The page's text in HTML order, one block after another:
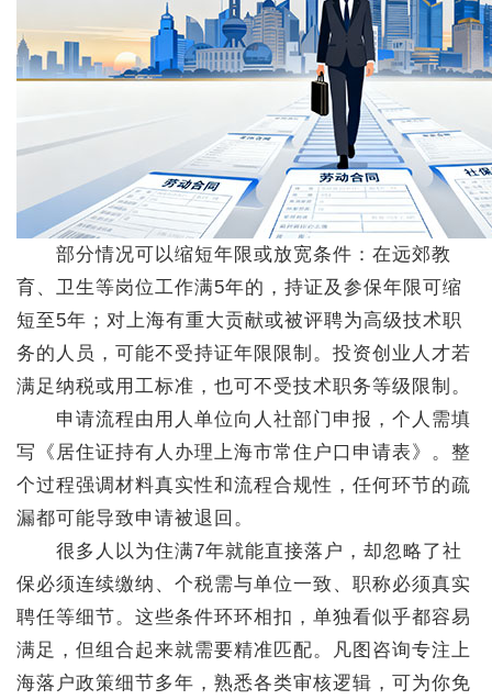
部分情况可以缩短年限或放宽条件：在远郊教
育、卫生等岗位工作满5年的，持证及参保年限可缩
短至5年；对上海有重大贡献或被评聘为高级技术职
务的人员，可能不受持证年限限制。投资创业人才若
满足纳税或用工标准，也可不受技术职务等级限制。
申请流程由用人单位向人社部门申报，个人需填
写《居住证持有人办理上海市常住户口申请表》。整
个过程强调材料真实性和流程合规性，任何环节的疏
漏都可能导致申请被退回。
很多人以为住满7年就能直接落户，却忽略了社
保必须连续缴纳、个税需与单位一致、职称必须真实
聘任等细节。这些条件环环相扣，单独看似乎都容易
满足，但组合起来就需要精准匹配。凡图咨询专注上
海落户政策细节多年，熟悉各类审核逻辑，可为你免